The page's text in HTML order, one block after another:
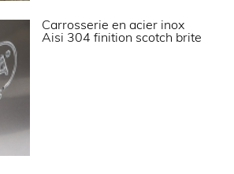
1423
(LxPxH) (mm)
Carrosserie en acier inox
Aisi 304 finition scotch brite